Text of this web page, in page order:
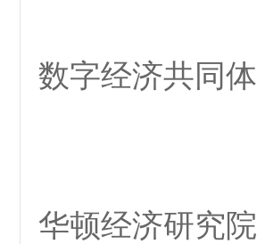
数字经济共同体
华顿经济研究院